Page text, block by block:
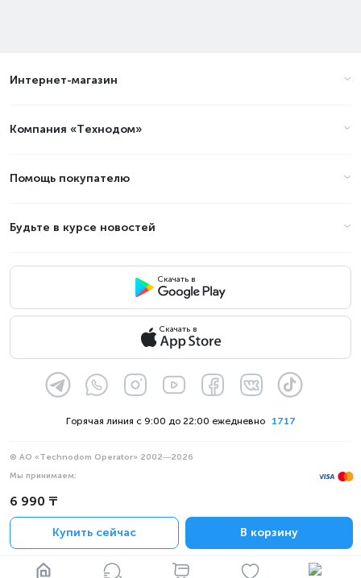
6 990 ₸
Купить сейчас В корзину
Интернет-магазин
Компания «Технодом»
Помощь покупателю
Будьте в курсе новостей
Скачать в
Скачать в
1717
Горячая линия с 9:00 до 22:00 ежедневно
© АО «Technodom Operator» 2002—2026
Мы принимаем: